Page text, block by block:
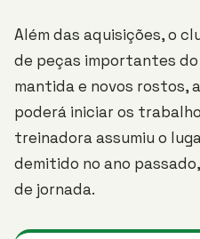
Além das aquisições, o
de peças importantes do
mantida e novos rostos,
poderá iniciar os
treinadora assumiu o
demitido no ano
de jornada.